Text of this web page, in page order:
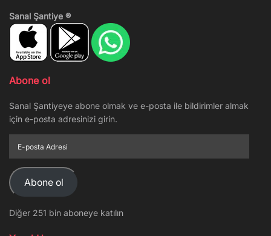
Sanal Şantiye ®
Abone ol
Sanal Şantiyeye abone olmak ve e-posta ile bildirimler almak
için e-posta adresinizi girin.
posta
Adresi
Abone ol
Diğer 251 bin aboneye katılın